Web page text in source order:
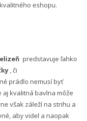
eshopu.
predstavuje ľahko
, či
prádlo nemusí byť
aj kvalitná bavlna môže
však záleží na strihu a
aby videl a naopak